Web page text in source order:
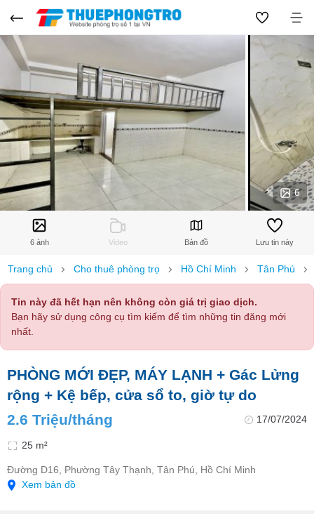
6
6 ảnh Video Bản đồ Lưu tin này
Trang chủ Cho thuê phòng trọ Hồ Chí Minh Tân Phú
Tin này đã hết hạn nên không còn giá trị giao dịch.
Bạn hãy sử dụng công cụ tìm kiếm để tìm những tin đăng mới
nhất.
PHÒNG MỚI ĐẸP, MÁY LẠNH + Gác Lửng
rộng + Kệ bếp, cửa sổ to, giờ tự do
2.6 Triệu/tháng
17/07/2024
25 m²
Đường D16, Phường Tây Thạnh, Tân Phú, Hồ Chí Minh
Xem bản đồ